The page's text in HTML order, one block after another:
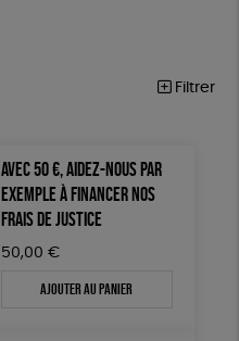
Filtrer
AVEC 50 €, AIDEZ-NOUS PAR
EXEMPLE À FINANCER NOS
FRAIS DE JUSTICE
50,00 €
Ajouter au panier